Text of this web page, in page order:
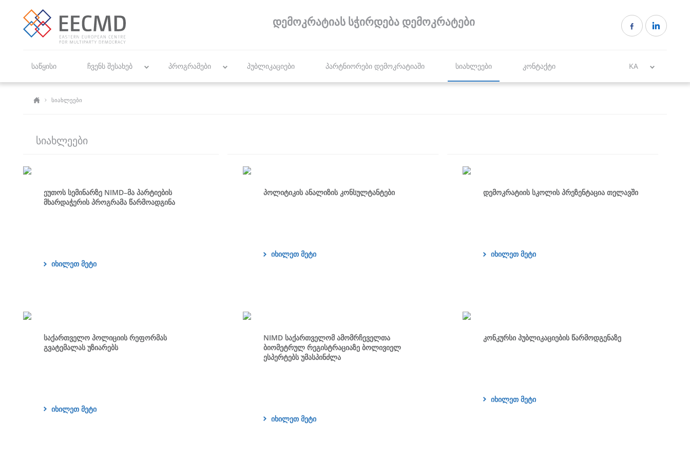
დემოკრატიას სჭირდება დემოკრატები
საწყისი ჩვენს შესახებ პროგრამები პუბლიკაციები პარტნიორები დემოკრატიაში სიახლეები კონტაქტი KA
სიახლეები
ᲡᲘᲐᲮᲚᲔᲔᲑᲘ
ეუთოს სემინარზე NIMD–მა პარტიების
მხარდაჭერის პროგრამა წარმოადგინა
იხილეთ მეტი
პოლიტიკის ანალიზის კონსულტანტები
იხილეთ მეტი
დემოკრატიის სკოლის პრეზენტაცია თელავში
იხილეთ მეტი
საქართველო პოლიციის რეფორმას
გვატემალას უზიარებს
იხილეთ მეტი
NIMD საქართველომ ამომრჩეველთა
ბიომეტრულ რეგისტრაციაზე ბოლივიელ
ესპერტებს უმასპინძლა
იხილეთ მეტი
კონკურსი პუბლიკაციების წარმოდგენაზე
იხილეთ მეტი